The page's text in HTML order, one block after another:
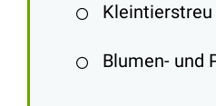
Blumen- und